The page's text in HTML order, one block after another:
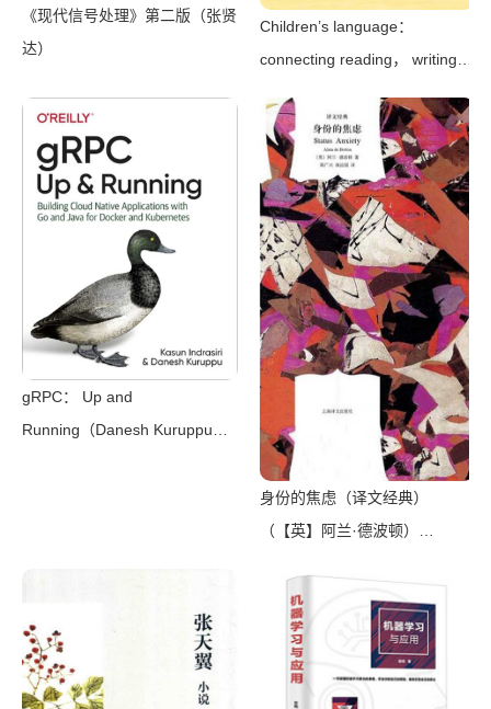
《现代信号处理》第二版（张贤
达）
Children’s language：
connecting reading， writing，
Lindfors）（Teachers College
Press 2008）
gRPC： Up and
Running（Danesh Kuruppu，
身份的焦虑（译文经典）
（【英】阿兰·德波顿）
Publishing House 2018）